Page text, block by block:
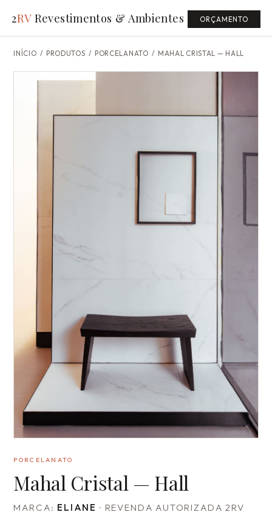
2RVRevestimentos & Ambientes ORÇAMENTO
INÍCIO / PRODUTOS / PORCELANATO / MAHAL CRISTAL — HALL
PORCELANATO
Mahal Cristal — Hall
MARCA: ELIANE · REVENDA AUTORIZADA 2RV